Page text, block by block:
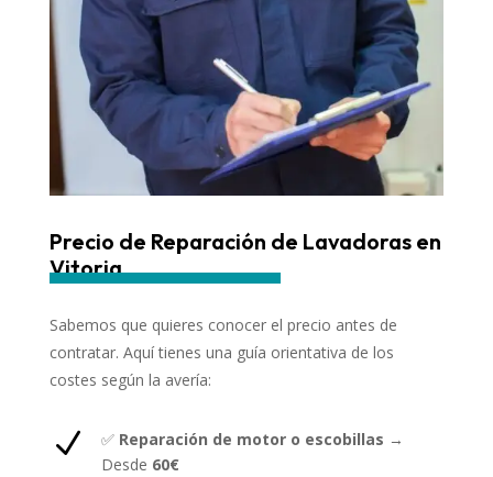
Precio de Reparación de Lavadoras en
Vitoria
Sabemos que quieres conocer el precio antes de
contratar. Aquí tienes una guía orientativa de los
costes según la avería:
N ✅ Reparación de motor o escobillas →
Desde 60€